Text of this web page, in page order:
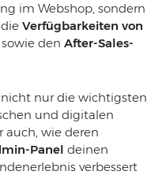
im Webshop, sondern
die Verfügbarkeiten von
sowie den After-Sales-
nur die wichtigsten
und digitalen
auch, wie deren
Panel deinen
verbessert